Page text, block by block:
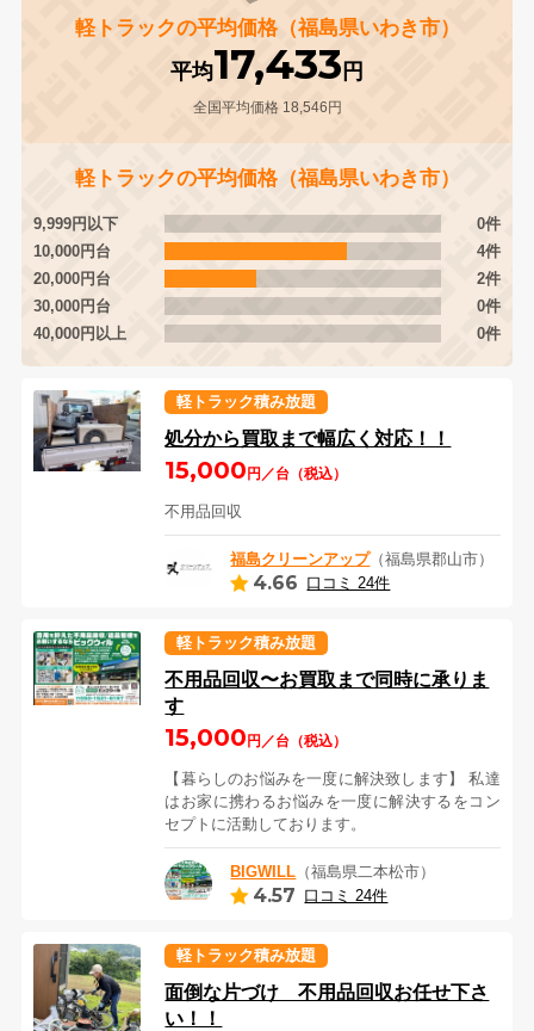
軽トラックの平均価格（福島県いわき市）
平均17,433 円
全国平均価格 18,546円
軽トラックの平均価格（福島県いわき市）
9,999円以下
0件
10,000円台
4件
20,000円台
2件
30,000円台
0件
40,000円以上
0件
軽トラック積み放題
処分から買取まで幅広く対応！！
15,000 円／台（税込）
不用品回収
福島クリーンアップ（福島県郡山市）
4.66 口コミ 24件
軽トラック積み放題
不用品回収〜お買取まで同時に承りま
す
15,000 円／台（税込）
【暮らしのお悩みを一度に解決致します】 私達
はお家に携わるお悩みを一度に解決するをコン
セプトに活動しております。
BIGWILL （福島県二本松市）
4.57 口コミ 24件
軽トラック積み放題
面倒な片づけ 不用品回収お任せ下さ
い！！